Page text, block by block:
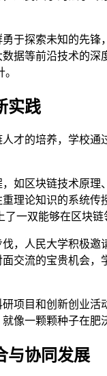
于探索未知的先
据等前沿技术的
实践
才的培养，学校
如区块链技术原
理论知识的系统
一双能够在区块链
，人民大学积极
交流的宝贵机会
项目和创新创业
像一颗颗种子在
与协同发展